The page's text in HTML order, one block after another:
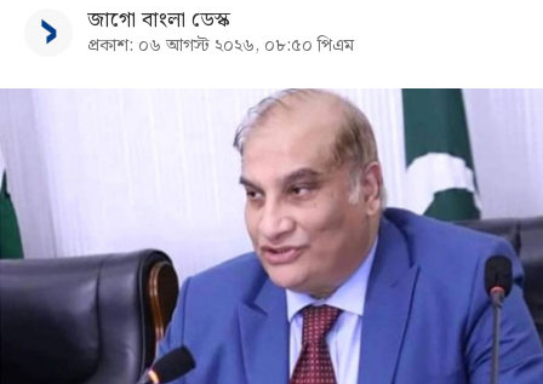
জাগো বাংলা ডেস্ক
প্রকাশ: ০৬ আগস্ট ২০২৬, ০৮:৫০ পিএম